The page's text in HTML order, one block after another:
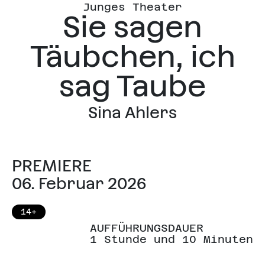
Junges Theater
Sie sagen
Täubchen, ich
sag Taube
Sina Ahlers
PREMIERE
06. Februar 2026
14+
AUFFÜHRUNGSDAUER
1 Stunde und 10 Minuten